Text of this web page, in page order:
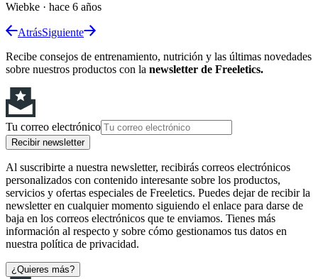
Wiebke · hace 6 años
AtrásSiguiente
Recibe consejos de entrenamiento, nutrición y las últimas novedades
sobre nuestros productos con la newsletter de Freeletics.
Tu correo electrónico
Recibir newsletter
Al suscribirte a nuestra newsletter, recibirás correos electrónicos
personalizados con contenido interesante sobre los productos,
servicios y ofertas especiales de Freeletics. Puedes dejar de recibir la
newsletter en cualquier momento siguiendo el enlace para darse de
baja en los correos electrónicos que te enviamos. Tienes más
información al respecto y sobre cómo gestionamos tus datos en
nuestra política de privacidad.
¿Quieres más?